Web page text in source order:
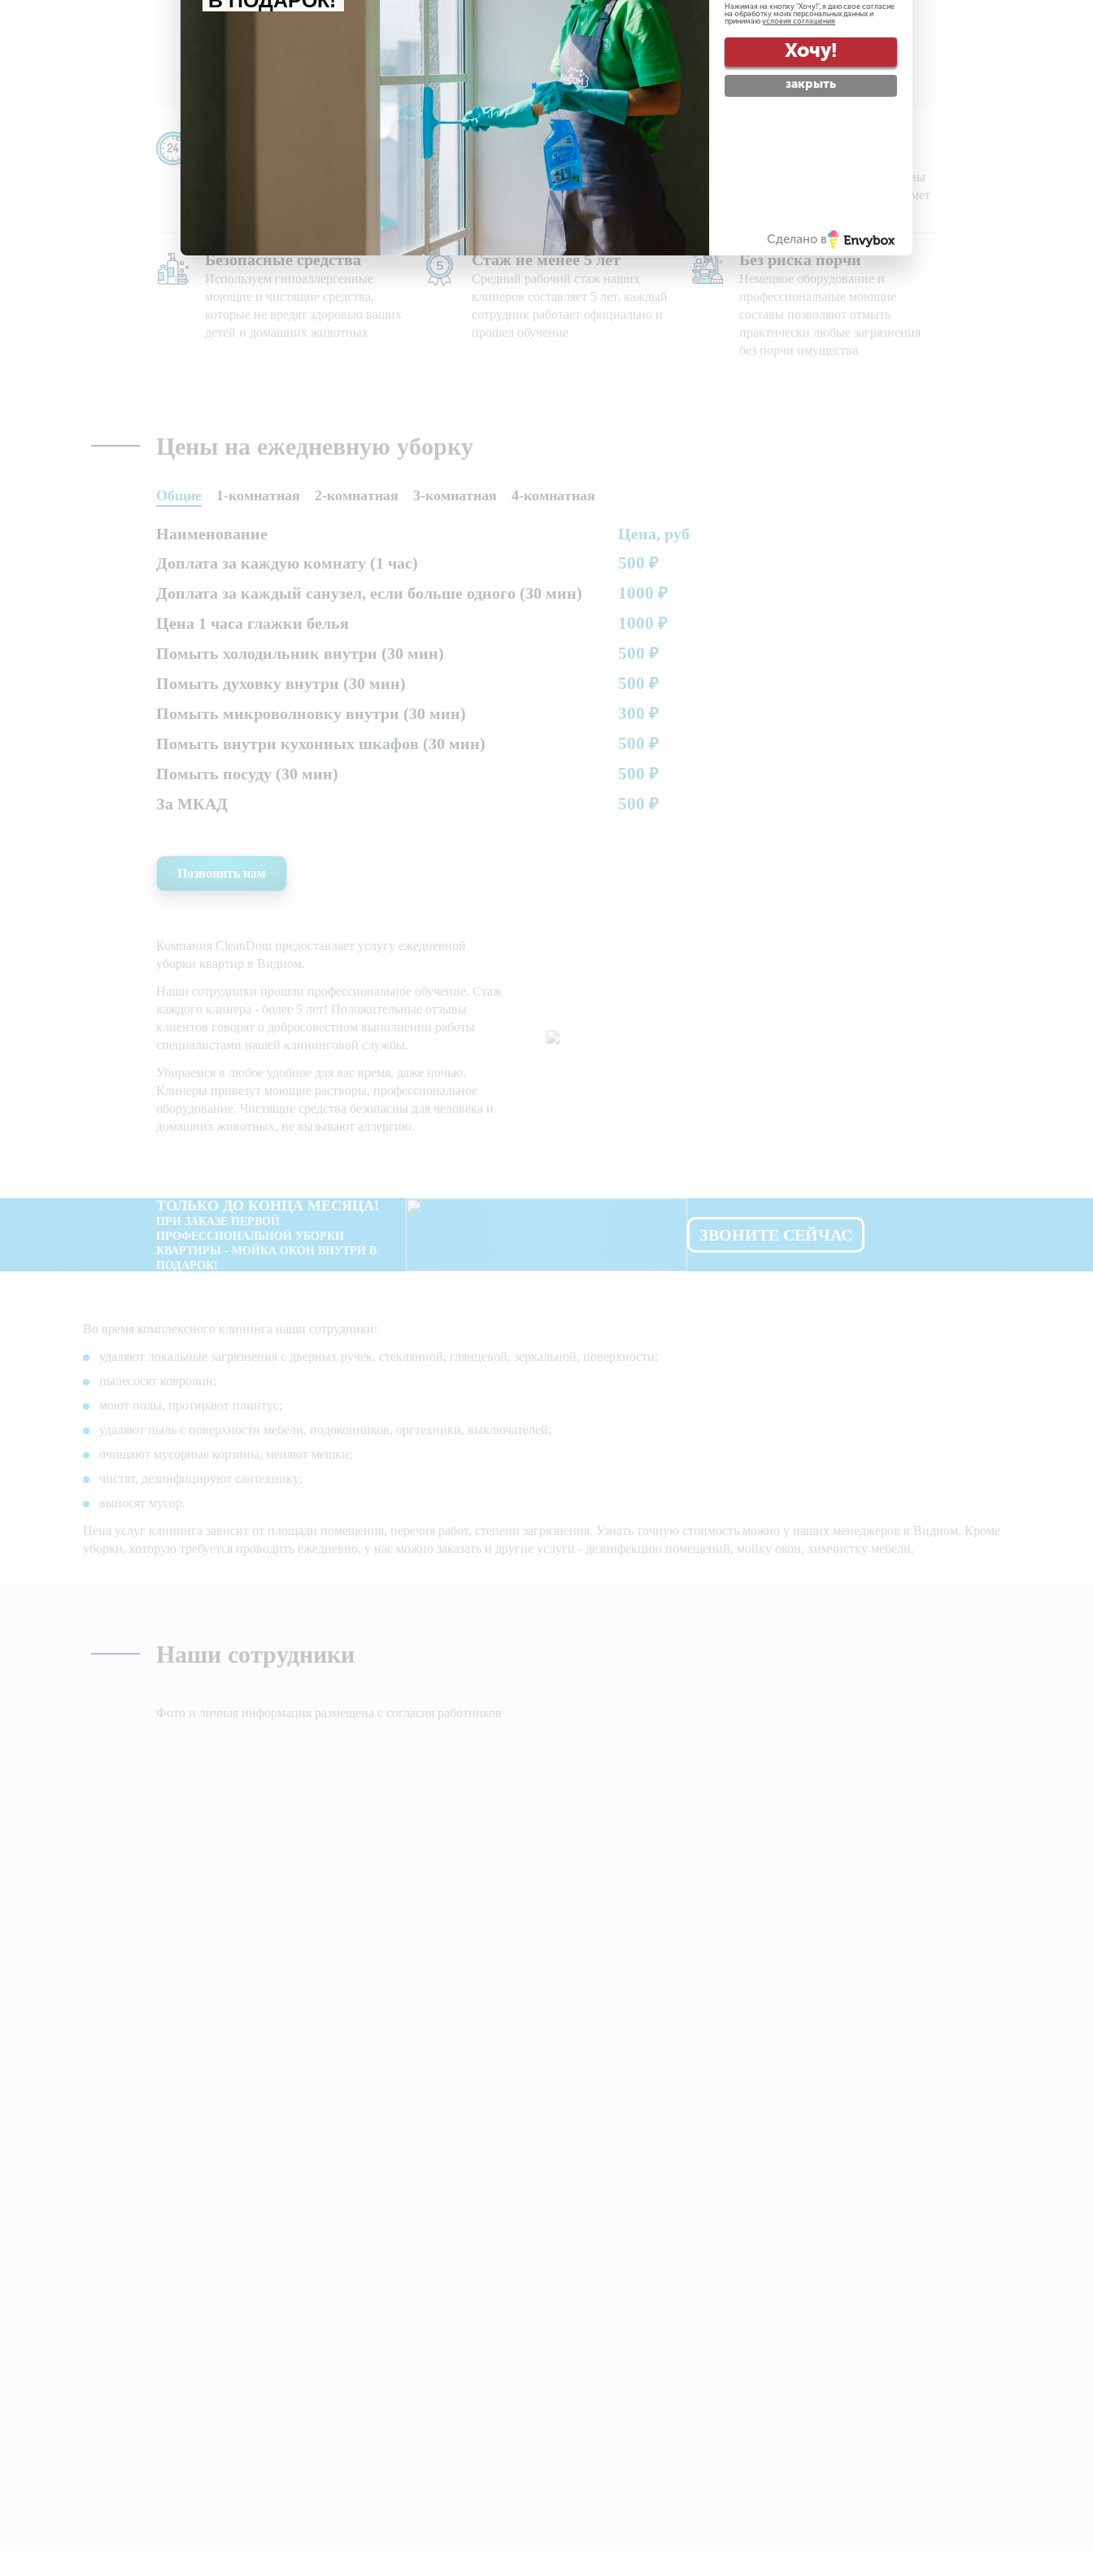
политикой обработки персональных данных ознакомлен(-а) и даюсогласиена обработку персональных данных
на получение информации о скидках и акциях
Используем свои средства
Приезжаем на уборку с
профессиональными моющими
средствами и необходимым
оборудованием
Все наши сотрудники проверены
службой безопасности на предмет
Безопасные средства
Используем гипоаллергенные
моющие и чистящие средства,
которые не вредят здоровью ваших
детей и домашних животных
Стаж не менее 5 лет
Средний рабочий стаж наших
клинеров составляет 5 лет, каждый
сотрудник работает официально и
прошел обучение
Без риска порчи
Немецкое оборудование и
профессиональные моющие
составы позволяют отмыть
практически любые загрязнения
без порчи имущества
Цены на ежедневную уборку
Общие 1-комнатная 2-комнатная 3-комнатная 4-комнатная
Наименование
Цена, руб
Доплата за каждую комнату (1 час)
500 ₽
Доплата за каждый санузел, если больше одного (30 мин)
1000 ₽
Цена 1 часа глажки белья
1000 ₽
Помыть холодильник внутри (30 мин)
500 ₽
Помыть духовку внутри (30 мин)
500 ₽
Помыть микроволновку внутри (30 мин)
300 ₽
Помыть внутри кухонных шкафов (30 мин)
500 ₽
Помыть посуду (30 мин)
500 ₽
За МКАД
500 ₽
Позвонить нам
Компания CleanDom предоставляет услугу ежедневной
уборки квартир в Видном.
Наши сотрудники прошли профессиональное обучение. Стаж
каждого клинера - более 5 лет! Положительные отзывы
клиентов говорят о добросовестном выполнении работы
специалистами нашей клининговой службы.
Убираемся в любое удобное для вас время, даже ночью.
Клинеры привезут моющие растворы, профессиональное
оборудование. Чистящие средства безопасны для человека и
домашних животных, не вызывают аллергию.
ТОЛЬКО ДО КОНЦА МЕСЯЦА!
ПРИ ЗАКАЗЕ ПЕРВОЙ
ПРОФЕССИОНАЛЬНОЙ УБОРКИ
КВАРТИРЫ - МОЙКА ОКОН ВНУТРИ В
ПОДАРОК!
ЗВОНИТЕ СЕЙЧАС
Во время комплексного клининга наши сотрудники:
удаляют локальные загрязнения с дверных ручек, стеклянной, глянцевой, зеркальной, поверхности;
пылесосят ковролин;
моют полы, протирают плинтус;
удаляют пыль с поверхности мебели, подоконников, оргтехники, выключателей;
очищают мусорные корзины, меняют мешки;
чистят, дезинфицируют сантехнику;
выносят мусор.
Цена услуг клининга зависит от площади помещения, перечня работ, степени загрязнения. Узнать точную стоимость можно у наших менеджеров в Видном. Кроме
уборки, которую требуется проводить ежедневно, у нас можно заказать и другие услуги - дезинфекцию помещений, мойку окон, химчистку мебели.
Наши сотрудники
Фото и личная информация размещена с согласия работников
Нажимая на кнопку "Хочу!", я даю свое согласие
на обработку моих персональных данных и
принимаю условия соглашения
Хочу!
закрыть
Сделано в